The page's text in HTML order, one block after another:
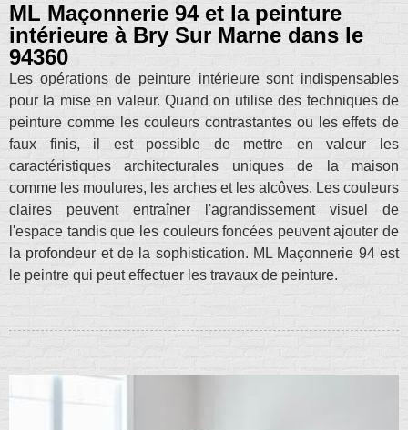
ML Maçonnerie 94 et la peinture
intérieure à Bry Sur Marne dans le
94360
Les opérations de peinture intérieure sont indispensables
pour la mise en valeur. Quand on utilise des techniques de
peinture comme les couleurs contrastantes ou les effets de
faux finis, il est possible de mettre en valeur les
caractéristiques architecturales uniques de la maison
comme les moulures, les arches et les alcôves. Les couleurs
claires peuvent entraîner l'agrandissement visuel de
l'espace tandis que les couleurs foncées peuvent ajouter de
la profondeur et de la sophistication. ML Maçonnerie 94 est
le peintre qui peut effectuer les travaux de peinture.